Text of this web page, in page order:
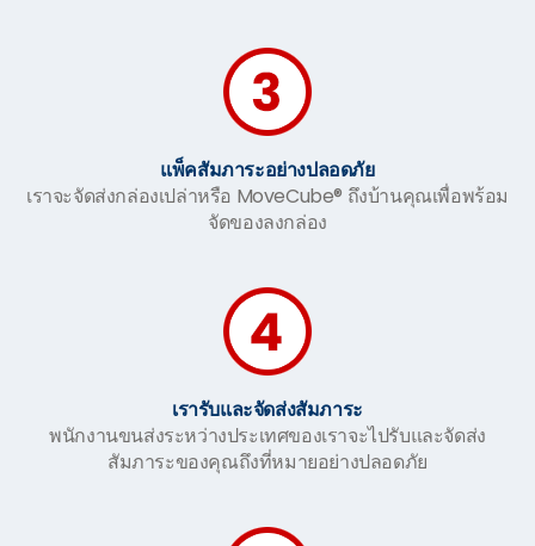
แพ็คสัมภาระอย่างปลอดภัย
เราจะจัดส่งกล่องเปล่าหรือ MoveCube® ถึงบ้านคุณเพื่อพร้อม
จัดของลงกล่อง
เรารับและจัดส่งสัมภาระ
พนักงานขนส่งระหว่างประเทศของเราจะไปรับและจัดส่ง
สัมภาระของคุณถึงที่หมายอย่างปลอดภัย